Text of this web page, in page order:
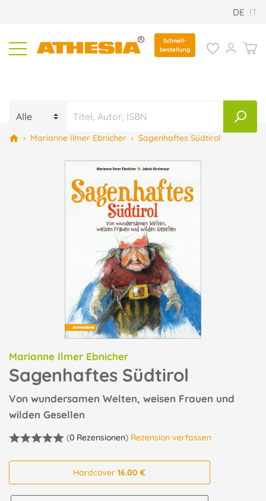
DE IT
Schnell-
bestellung
› Marianne Ilmer Ebnicher › Sagenhaftes Südtirol
Marianne Ilmer Ebnicher
Sagenhaftes Südtirol
Von wundersamen Welten, weisen Frauen und
wilden Gesellen
(0 Rezensionen) Rezension verfassen
Hardcover16.00 €